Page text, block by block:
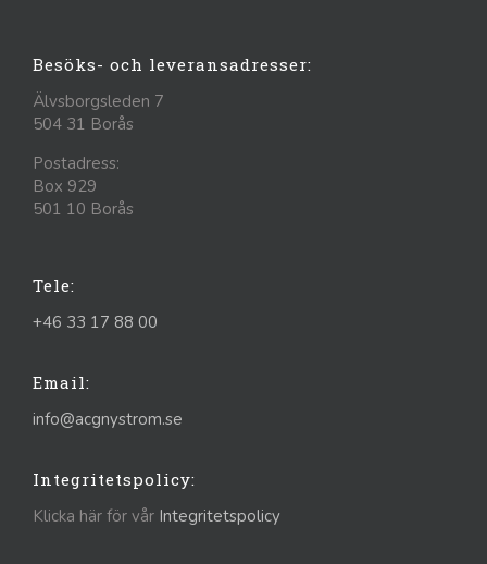
Besöks- och leveransadresser:
Älvsborgsleden 7
504 31 Borås
Postadress:
Box 929
501 10 Borås
Tele:
+46 33 17 88 00
Email:
info@acgnystrom.se
Integritetspolicy:
Klicka här för vår Integritetspolicy